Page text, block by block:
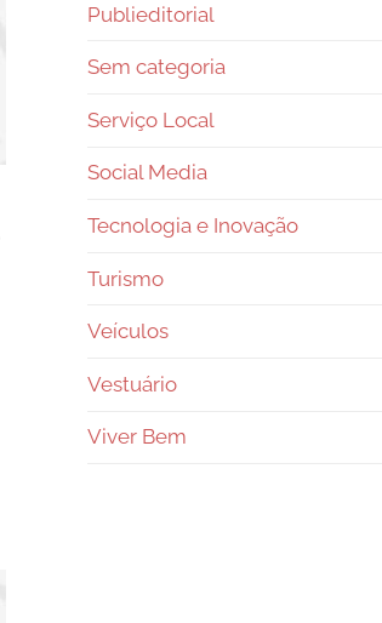
Publieditorial
Sem categoria
Serviço Local
Social Media
Tecnologia e Inovação
Turismo
Veículos
Vestuário
Viver Bem